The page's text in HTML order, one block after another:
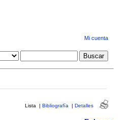
Mi cuenta
Lista | Bibliografía | Detalles